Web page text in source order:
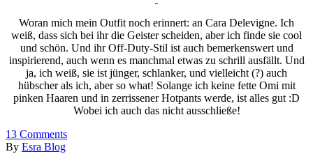
Woran mich mein Outfit noch erinnert: an Cara Delevigne. Ich
weiß, dass sich bei ihr die Geister scheiden, aber ich finde sie cool
und schön. Und ihr Off-Duty-Stil ist auch bemerkenswert und
inspirierend, auch wenn es manchmal etwas zu schrill ausfällt. Und
ja, ich weiß, sie ist jünger, schlanker, und vielleicht (?) auch
hübscher als ich, aber so what! Solange ich keine fette Omi mit
pinken Haaren und in zerrissener Hotpants werde, ist alles gut :D
Wobei ich auch das nicht ausschließe!
13 Comments
By Esra Blog